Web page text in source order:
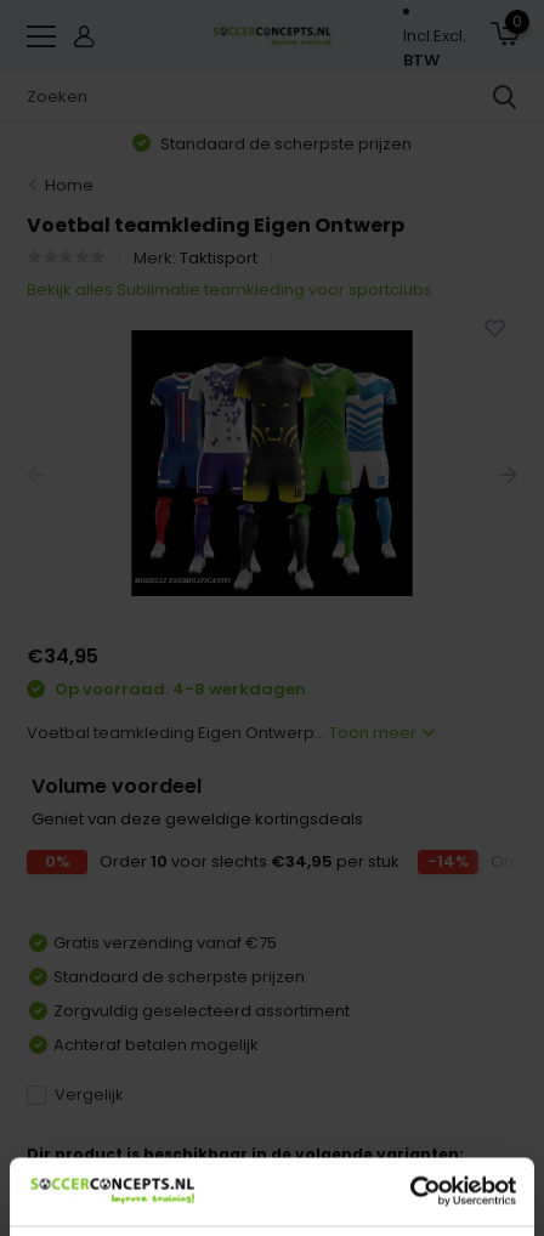
Incl.Excl.
BTW
0
Standaard de scherpste prijzen
Home
Voetbal teamkleding Eigen Ontwerp
Merk:Taktisport
Bekijk alles Sublimatie teamkleding voor sportclubs
€34,95
Op voorraad: 4-8 werkdagen
Voetbal teamkleding Eigen Ontwerp...Toon meer
Volume voordeel
Geniet van deze geweldige kortingsdeals
0%
Order10 voor slechts €34,95 per stuk -14% Order
Gratis verzending vanaf €75
Standaard de scherpste prijzen
Zorgvuldig geselecteerd assortiment
Achteraf betalen mogelijk
Vergelijk
Dir product is beschikbaar in de volgende varianten: